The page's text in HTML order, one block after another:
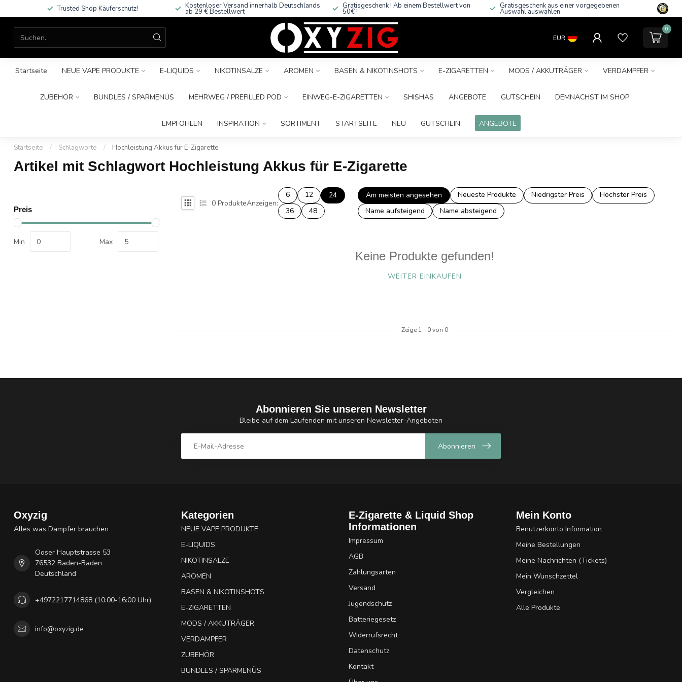
Trusted Shop Käuferschutz! Kostenloser Versand innerhalb Deutschlands
ab 29 € Bestellwert
Gratisgeschenk ! Ab einem Bestellwert von
50€ !
Gratisgeschenk aus einer vorgegebenen
Auswahl auswählen
EUR
0
Startseite NEUE VAPE PRODUKTE E-LIQUIDS NIKOTINSALZE AROMEN BASEN & NIKOTINSHOTS E-ZIGARETTEN MODS / AKKUTRÄGER VERDAMPFER
ZUBEHÖR BUNDLES / SPARMENÜS MEHRWEG / PREFILLED POD EINWEG-E-ZIGARETTEN SHISHAS ANGEBOTE GUTSCHEIN DEMNÄCHST IM SHOP
EMPFOHLEN INSPIRATION SORTIMENT STARTSEITE NEU GUTSCHEIN ANGEBOTE
Startseite / Schlagworte / Hochleistung Akkus für E-Zigarette
Artikel mit Schlagwort Hochleistung Akkus für E-Zigarette
Preis
Min Max
0 ProdukteAnzeigen:
6 12
24
36
48
Am meisten angesehen Neueste Produkte Niedrigster Preis
Höchster Preis
Name aufsteigend
Name absteigend
Keine Produkte gefunden!
WEITER EINKAUFEN
Zeige 1 - 0von 0
Abonnieren Sie unseren Newsletter
Bleibe auf dem Laufenden mit unseren Newsletter-Angeboten
Abonnieren
Oxyzig
Alles was Dampfer brauchen
Ooser Hauptstrasse 53
76532 Baden-Baden
Deutschland
+4972217714868 (10:00-16:00 Uhr)
info@oxyzig.de
Kategorien
NEUE VAPE PRODUKTE
E-LIQUIDS
NIKOTINSALZE
AROMEN
BASEN & NIKOTINSHOTS
E-ZIGARETTEN
MODS / AKKUTRÄGER
VERDAMPFER
ZUBEHÖR
BUNDLES / SPARMENÜS
E-Zigarette & Liquid Shop
Informationen
Impressum
AGB
Zahlungsarten
Versand
Jugendschutz
Batteriegesetz
Widerrufsrecht
Datenschutz
Kontakt
Mein Konto
Benutzerkonto Information
Meine Bestellungen
Meine Nachrichten (Tickets)
Mein Wunschzettel
Vergleichen
Alle Produkte